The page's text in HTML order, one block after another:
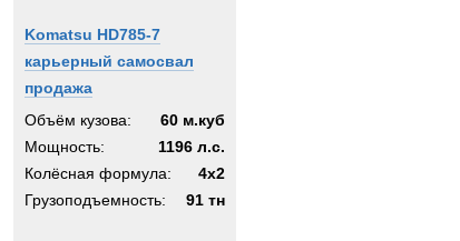
Komatsu HD785-7
карьерный самосвал
продажа
Объём кузова:
60 м.куб
Мощность:
1196 л.с.
Колёсная формула:
4х2
Грузоподъемность:
91 тн